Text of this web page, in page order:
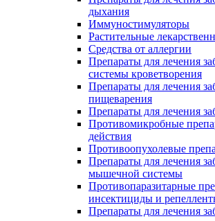
дыхания
Иммуностимуляторы
Растительные
Средства от аллергии
Препараты для лечения
системы кроветворения
Препараты для лечения
пищеварения
Препараты для лечения
Противомикробные
действия
Противоопухолевые
Препараты для лечения
мышечной системы
Противопаразитарные
инсектициды и
Препараты для лечения